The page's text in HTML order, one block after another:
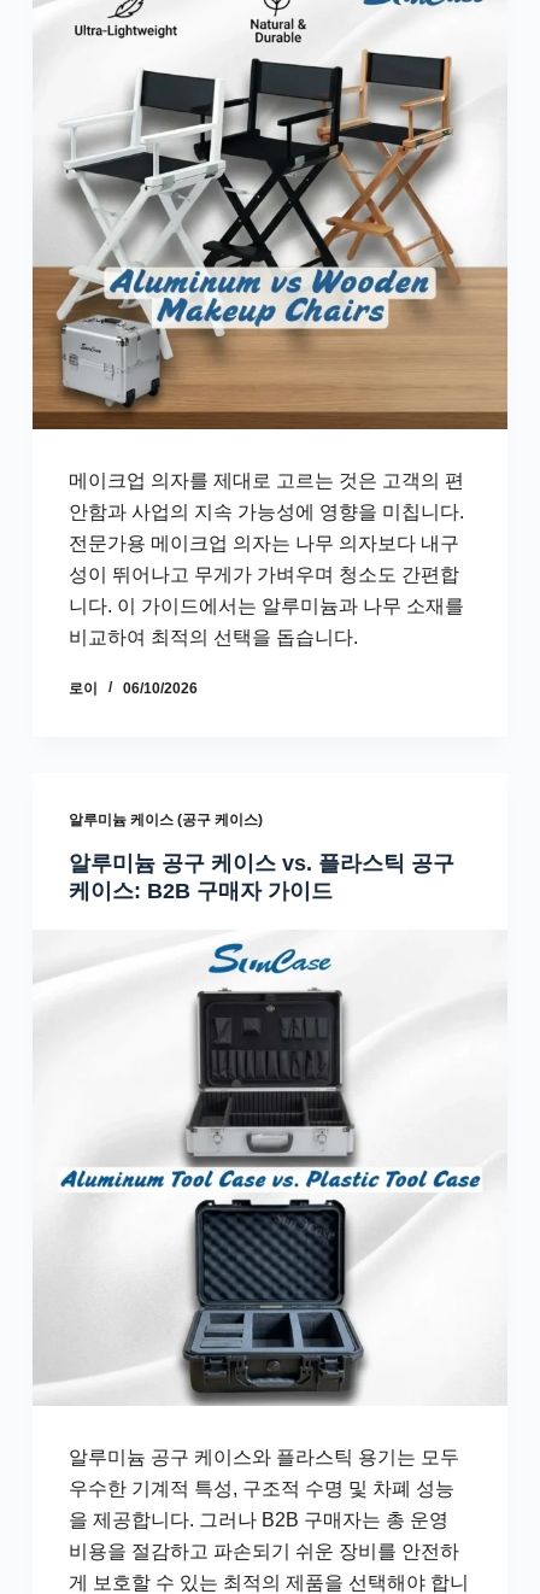
메이크업 의자를 제대로 고르는 것은 고객의 편
안함과 사업의 지속 가능성에 영향을 미칩니다.
전문가용 메이크업 의자는 나무 의자보다 내구
성이 뛰어나고 무게가 가벼우며 청소도 간편합
니다. 이 가이드에서는 알루미늄과 나무 소재를
비교하여 최적의 선택을 돕습니다.
로이 06/10/2026
알루미늄 케이스 (공구 케이스)
알루미늄 공구 케이스 vs. 플라스틱 공구
케이스: B2B 구매자 가이드
알루미늄 공구 케이스와 플라스틱 용기는 모두
우수한 기계적 특성, 구조적 수명 및 차폐 성능
을 제공합니다. 그러나 B2B 구매자는 총 운영
비용을 절감하고 파손되기 쉬운 장비를 안전하
게 보호할 수 있는 최적의 제품을 선택해야 합니